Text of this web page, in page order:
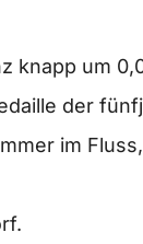
knapp um
der
im